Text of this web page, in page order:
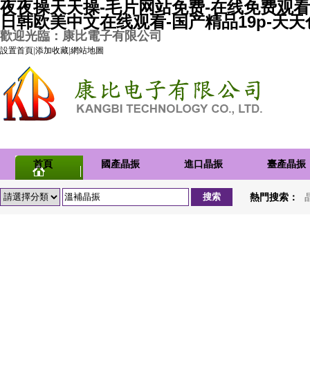
夜夜操天天操-毛片网站免费-在线免费观
日韩欧美中文在线观看-国产精品19p-天
歡迎光臨：康比電子有限公司
設置首頁 添加收藏 網站地圖
首頁 國產晶振 進口晶振 臺產晶振
熱門搜索：